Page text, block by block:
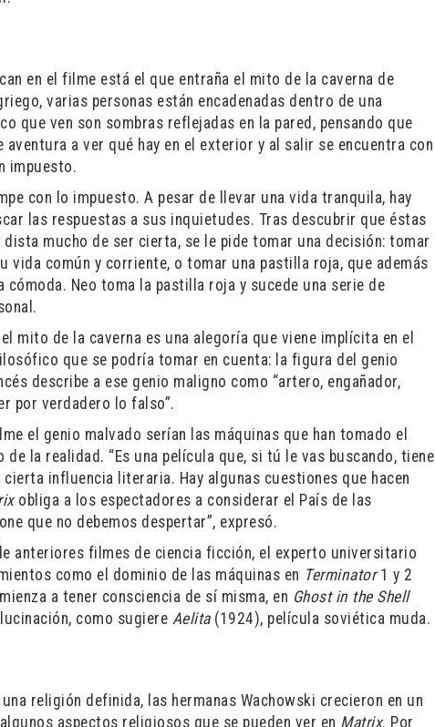
en el filme está el que entraña el mito de la caverna de
varias personas están encadenadas dentro de una
que ven son sombras reflejadas en la pared, pensando que
aventura a ver qué hay en el exterior y al salir se encuentra con
impuesto.
con lo impuesto. A pesar de llevar una vida tranquila, hay
las respuestas a sus inquietudes. Tras descubrir que éstas
mucho de ser cierta, se le pide tomar una decisión: tomar
vida común y corriente, o tomar una pastilla roja, que además
Neo toma la pastilla roja y sucede una serie de
mito de la caverna es una alegoría que viene implícita en el
que se podría tomar en cuenta: la figura del genio
describe a ese genio maligno como “artero, engañador,
por verdadero lo falso”.
el genio malvado serían las máquinas que han tomado el
la realidad. “Es una película que, si tú le vas buscando, tiene
influencia literaria. Hay algunas cuestiones que hacen
obliga a los espectadores a considerar el País de las
que no debemos despertar”, expresó.
anteriores filmes de ciencia ficción, el experto universitario
como el dominio de las máquinas en Terminator1 y 2
a tener consciencia de sí misma, en Ghost in the Shell
como sugiere Aelita(1924), película soviética muda.
religión definida, las hermanas Wachowski crecieron en un
aspectos religiosos que se pueden ver en Matrix. Por